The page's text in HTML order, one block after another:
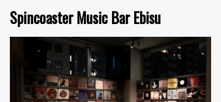
Spincoaster Music Bar Ebisu